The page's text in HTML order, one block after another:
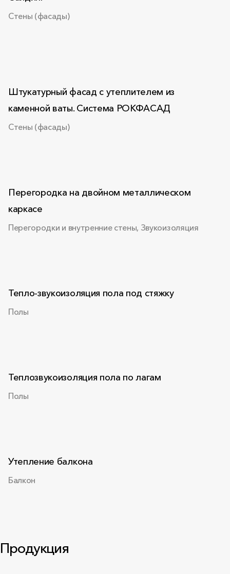
Стены (фасады)
Штукатурный фасад с утеплителем из
каменной ваты. Система РОКФАСАД
Стены (фасады)
Перегородка на двойном металлическом
каркасе
Перегородки и внутренние стены, Звукоизоляция
Тепло-звукоизоляция пола под стяжку
Полы
Теплозвукоизоляция пола по лагам
Полы
Утепление балкона
Балкон
Продукция